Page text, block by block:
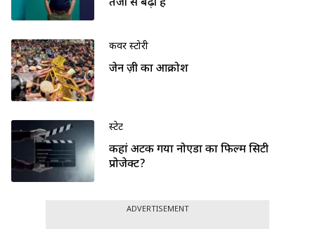
तेजी से बढ़ी है"
कवर स्टोरी
जेन ज़ी का आक्रोश
स्टेट
कहां अटक गया नोएडा का फिल्म सिटी
प्रोजेक्ट?
ADVERTISEMENT